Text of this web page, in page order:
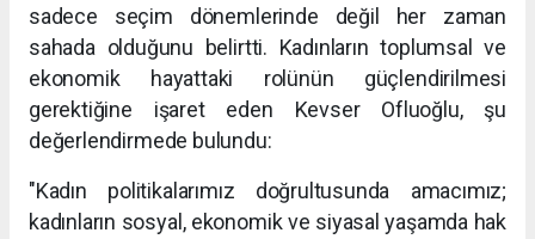
sadece seçim dönemlerinde değil her zaman
sahada olduğunu belirtti. Kadınların toplumsal ve
ekonomik hayattaki rolünün güçlendirilmesi
gerektiğine işaret eden Kevser Ofluoğlu, şu
değerlendirmede bulundu:
"Kadın politikalarımız doğrultusunda amacımız;
kadınların sosyal, ekonomik ve siyasal yaşamda hak